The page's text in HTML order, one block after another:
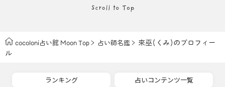
cocoloni占い館 Moon Top 占い師名鑑
來巫(くみ)のプロフィー
ル
ランキング
占いコンテンツ一覧